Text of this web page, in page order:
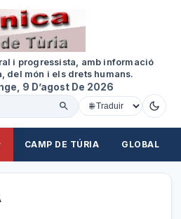
i progressista, amb informació
del món i els drets humans.
9 D’agost De 2026
CAMP DE TÚRIA GLOBAL